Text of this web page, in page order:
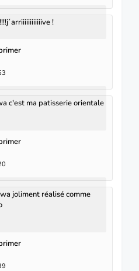
!
c'est ma patisserie orientale
joliment réalisé comme